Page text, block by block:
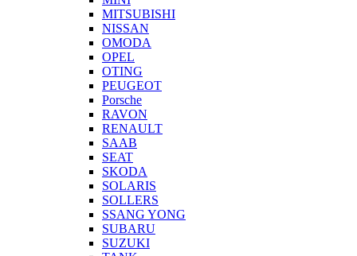
MITSUBISHI
NISSAN
OMODA
OPEL
OTING
PEUGEOT
Porsche
RAVON
RENAULT
SAAB
SEAT
SKODA
SOLARIS
SOLLERS
SSANG YONG
SUBARU
SUZUKI